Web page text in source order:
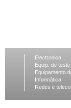
Electronica
Equip. de
Equipamento
Informática
Redes e